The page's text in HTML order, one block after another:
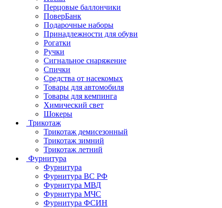
Перцовые баллончики
ПоверБанк
Подарочные наборы
Принадлежности для обуви
Рогатки
Ручки
Сигнальное снаряжение
Спички
Средства от насекомых
Товары для автомобиля
Товары для кемпинга
Химический свет
Шокеры
Трикотаж
Трикотаж демисезонный
Трикотаж зимний
Трикотаж летний
Фурнитура
Фурнитура
Фурнитура ВС РФ
Фурнитура МВД
Фурнитура МЧС
Фурнитура ФСИН